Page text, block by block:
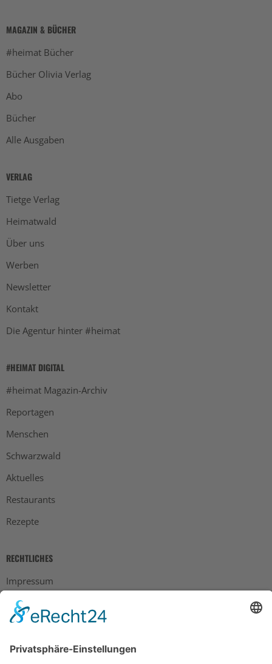
MAGAZIN & BÜCHER
#heimat Bücher
Bücher Olivia Verlag
Abo
Bücher
Alle Ausgaben
VERLAG
Tietge Verlag
Heimatwald
Über uns
Werben
Newsletter
Kontakt
Die Agentur hinter #heimat
#HEIMAT DIGITAL
#heimat Magazin-Archiv
Reportagen
Menschen
Schwarzwald
Aktuelles
Restaurants
Rezepte
RECHTLICHES
Impressum
Datenschutz
AGB
Widerrufsbelehrung